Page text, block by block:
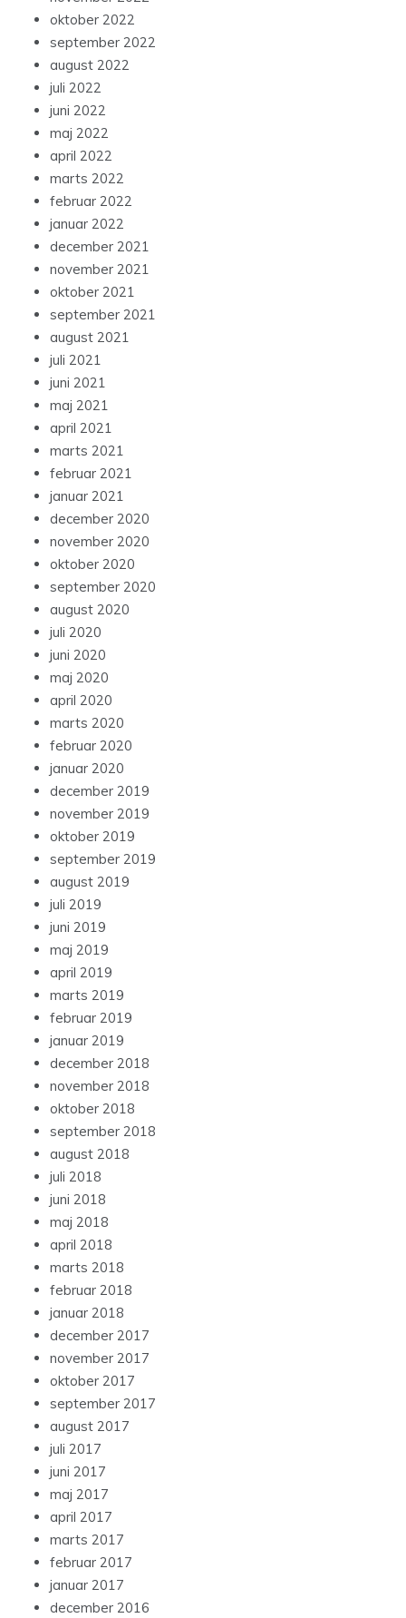
oktober 2022
september 2022
august 2022
juli 2022
juni 2022
maj 2022
april 2022
marts 2022
februar 2022
januar 2022
december 2021
november 2021
oktober 2021
september 2021
august 2021
juli 2021
juni 2021
maj 2021
april 2021
marts 2021
februar 2021
januar 2021
december 2020
november 2020
oktober 2020
september 2020
august 2020
juli 2020
juni 2020
maj 2020
april 2020
marts 2020
februar 2020
januar 2020
december 2019
november 2019
oktober 2019
september 2019
august 2019
juli 2019
juni 2019
maj 2019
april 2019
marts 2019
februar 2019
januar 2019
december 2018
november 2018
oktober 2018
september 2018
august 2018
juli 2018
juni 2018
maj 2018
april 2018
marts 2018
februar 2018
januar 2018
december 2017
november 2017
oktober 2017
september 2017
august 2017
juli 2017
juni 2017
maj 2017
april 2017
marts 2017
februar 2017
januar 2017
december 2016